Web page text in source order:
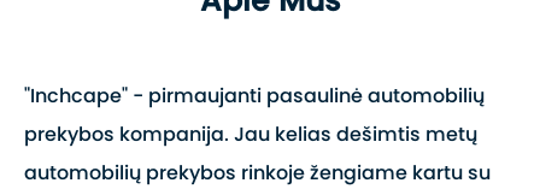
"Inchcape" - pirmaujanti pasaulinė automobilių
prekybos kompanija. Jau kelias dešimtis metų
automobilių prekybos rinkoje žengiame kartu su